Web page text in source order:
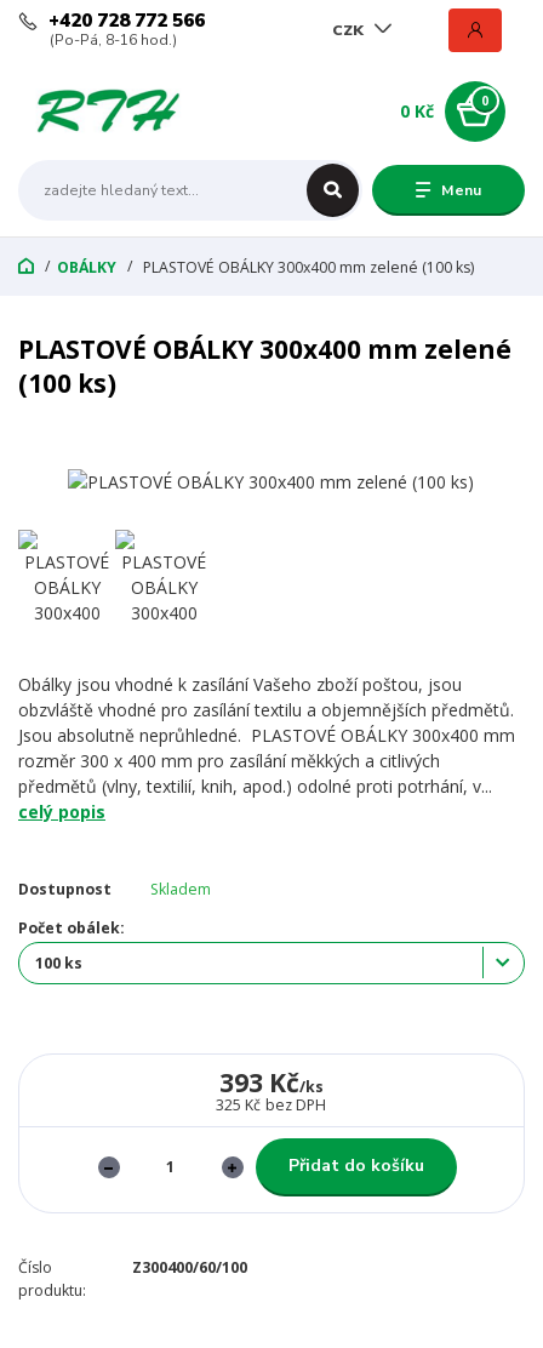
Menu
CZK
+420 728 772 566
(Po-Pá, 8-16 hod.)
0
0 Kč
OBÁLKY PLASTOVÉ OBÁLKY 300x400 mm zelené (100 ks)
PLASTOVÉ OBÁLKY 300x400 mm zelené
(100 ks)
Obálky jsou vhodné k zasílání Vašeho zboží poštou, jsou
obzvláště vhodné pro zasílání textilu a objemnějších předmětů.
Jsou absolutně neprůhledné. PLASTOVÉ OBÁLKY 300x400 mm
rozměr 300 x 400 mm pro zasílání měkkých a citlivých
předmětů (vlny, textilií, knih, apod.) odolné proti potrhání, v...
celý popis
Dostupnost
Skladem
Počet obálek:
393 Kč/ks
325 Kč bez DPH
Přidat do košíku
Číslo
produktu:
Z300400/60/100